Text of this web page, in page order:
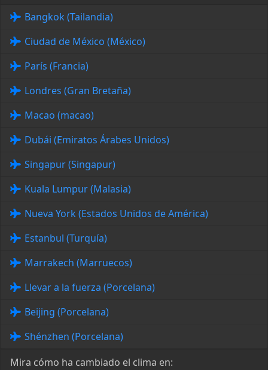
Bangkok (Tailandia)
Ciudad de México (México)
París (Francia)
Londres (Gran Bretaña)
Macao (macao)
Dubái (Emiratos Árabes Unidos)
Singapur (Singapur)
Kuala Lumpur (Malasia)
Nueva York (Estados Unidos de América)
Estanbul (Turquía)
Marrakech (Marruecos)
Llevar a la fuerza (Porcelana)
Beijing (Porcelana)
Shénzhen (Porcelana)
Mira cómo ha cambiado el clima en: